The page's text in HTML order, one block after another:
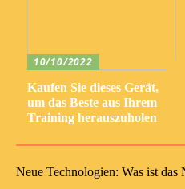
10/10/2022
Kaufen Sie dieses Gerät,
um das Beste aus Ihrem
Training herauszuholen
Neue Technologien: Was ist das